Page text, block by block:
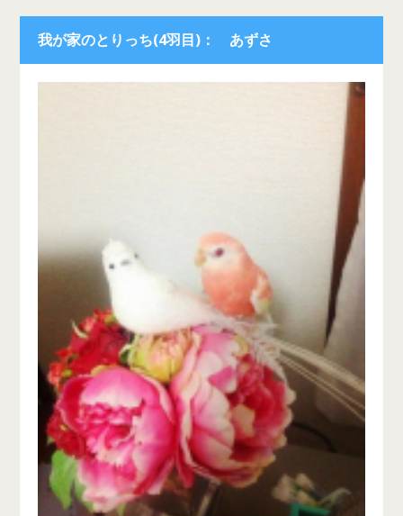
我が家のとりっち(4羽目)： あずさ